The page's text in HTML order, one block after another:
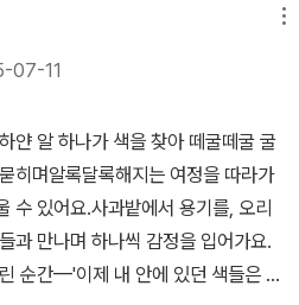
불끈불끈 용기가 솟는 느낌주황은 엉
낌파란색은 가슴이 활짝 마음껏 훨훨
희 아이는 파랑은 시원하고 차가운
보면 바다와 하늘이 떠오르고차분
내가 좋아하는 색의 느낌은 무엇인지
표현해 보세요 그리고 가로로 읽다
이 시원하게 담겨 있답니다다양한
느낌!마지막 장면도 궁금하지 않으신
색을 모으는 과정이 마치 우리 인생
다양한 인생을 만나며자신의 색을 만
면 장면의 색들은강렬한 인상을 줍
심과 용기에 박수를 보냅니다.​색을
을 달라지게 하며 성장하게 합니다.
은 자기 안의 새로운 세계를 발견합
알은 갑자기 까맣게 변해 버립니다.
떼굴떼굴 사르르 사르르』는 색을 통
는 과정을 담은 그림책입니다.​책 이
07-11
얀 알 하나가 색을 찾아 떼굴떼굴 굴
히며알록달록해지는 여정을 따라가
수 있어요.사과밭에서 용기를, 오리
과 만나며 하나씩 감정을 입어가요.
순간—'이제 내 안에 있던 색들은 다